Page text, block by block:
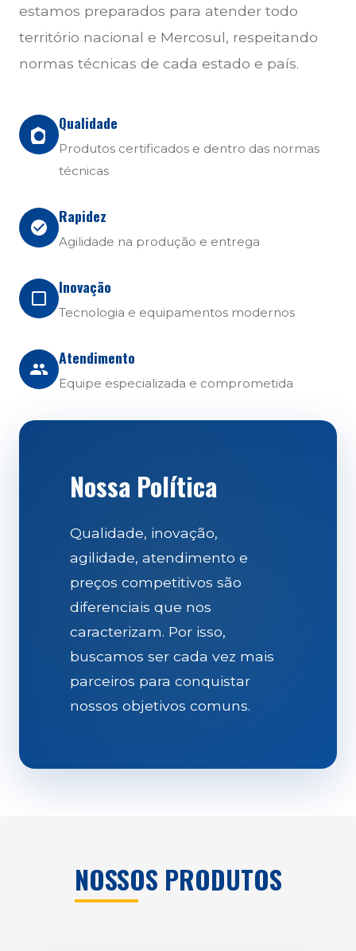
estamos preparados para atender todo
território nacional e Mercosul, respeitando
normas técnicas de cada estado e país.
Qualidade
Produtos certificados e dentro das normas
técnicas
Rapidez
Agilidade na produção e entrega
Inovação
Tecnologia e equipamentos modernos
Atendimento
Equipe especializada e comprometida
Nossa Política
Qualidade, inovação,
agilidade, atendimento e
preços competitivos são
diferenciais que nos
caracterizam. Por isso,
buscamos ser cada vez mais
parceiros para conquistar
nossos objetivos comuns.
NOSSOS PRODUTOS